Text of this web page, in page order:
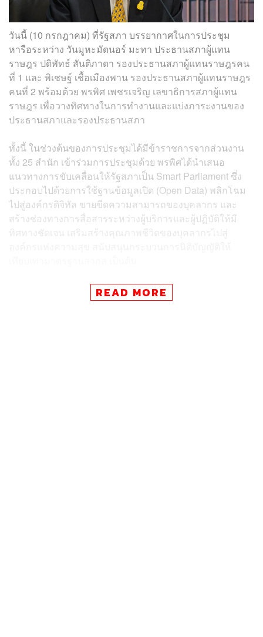
วันนี้ (10 กรกฎาคม) ที่รัฐสภา บรรยากาศในการประชุม
หารือระหว่าง วันมูหะมัดนอร์ มะทา ประธานสภาผู้แทน
ราษฎร ปดิพัทธ์ สันติภาดา รองประธานสภาผู้แทนราษฎรคน
ที่ 1 และ พิเชษฐ์ เชื้อเมืองพาน รองประธานสภาผู้แทนราษฎร
คนที่ 2 พร้อมด้วย พรพิศ เพชรเจริญ เลขาธิการสภาผู้แทน
ราษฎร เพื่อวางทิศทางในการทำงานและแบ่งภาระงานของ
ประธานสภาและรองประธานสภา
ทั้งนี้ ในช่วงต้นของการประชุมได้มีข้าราชการจากส่วนงาน
ทั้ง 25 สำนัก เข้าร่วมการประชุมด้วย พรพิศได้นำเสนอ
แนวทางการขับเคลื่อนให้รัฐสภาเป็น Smart Parliament ซึ่ง
ประกอบไปด้วยการใช้ฐานข้อมูลเปิด (Open Data) พลิกโฉม
ไปสู่องค์กรดิจิทัล ขายขีดความสามารถของบุคลากร และ
สร้างช่องทางการสื่อสารระหว่างผู้บริการและผู้ปฏิบัติให้มี
ทิศทางชัดเจน เสริมสร้างคุณภาพชีวิตของบุคลากรไปสู่
ทั้งนี้ ในการประชุมดังกล่าว อมรัตน์ โชคปมิตต์กุล อดีต ส.ส.
บัญชีรายชื่อ พรรคก้าวไกล ร่วมติดตามปดิพัทธ์ รองประธาน
READ MORE